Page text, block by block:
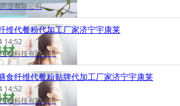
业有限公司
维代餐粉代加工厂家济宁宇康莱
14:52
物科技有限公司
食纤维代餐粉贴牌代加工厂家济宁宇康莱
14:52
物科技有限公司